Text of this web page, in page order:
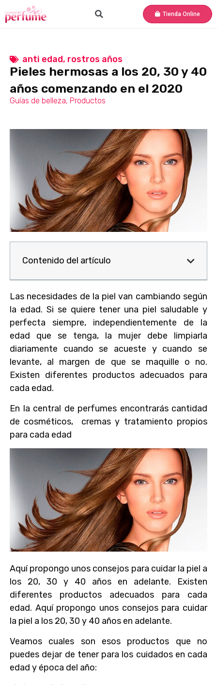
Tienda Online
anti edad, rostros años
Pieles hermosas a los 20, 30 y 40
años comenzando en el 2020
Guías de belleza, Productos
Contenido del artículo
Las necesidades de la piel van cambiando según
la edad. Si se quiere tener una piel saludable y
perfecta siempre, independientemente de la
edad que se tenga, la mujer debe limpiarla
diariamente cuando se acueste y cuando se
levante, al margen de que se maquille o no.
Existen diferentes productos adecuados para
cada edad.
En la central de perfumes encontrarás cantidad
de cosméticos, cremas y tratamiento propios
para cada edad
Aquí propongo unos consejos para cuidar la piel a
los 20, 30 y 40 años en adelante. Existen
diferentes productos adecuados para cada
edad. Aquí propongo unos consejos para cuidar
la piel a los 20, 30 y 40 años en adelante.
Veamos cuales son esos productos que no
puedes dejar de tener para los cuidados en cada
edad y época del año: